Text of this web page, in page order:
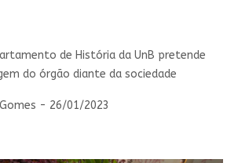
de História da UnB pretende
do órgão diante da sociedade
- 26/01/2023